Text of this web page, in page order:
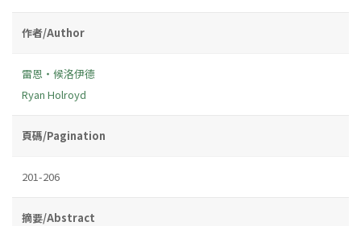
作者/Author
雷恩‧候洛伊德
Ryan Holroyd
頁碼/Pagination
201-206
摘要/Abstract